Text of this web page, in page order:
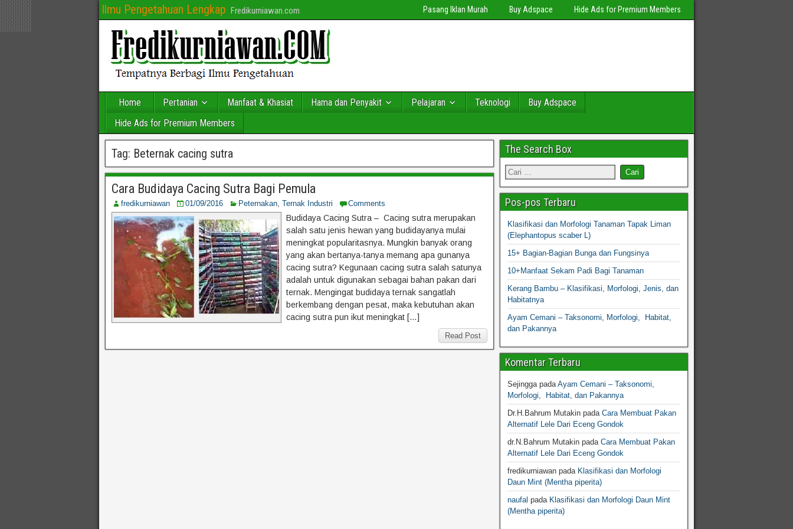
Ilmu Pengetahuan Lengkap Fredikurniawan.com Pasang Iklan Murah Buy Adspace Hide Ads for Premium Members
Home Pertanian Manfaat & Khasiat Hama dan Penyakit Pelajaran Teknologi
Buy Adspace
Hide Ads for Premium Members
Tag: Beternak cacing sutra
Cara Budidaya Cacing Sutra Bagi Pemula
fredikurniawan 01/09/2016 Peternakan, Ternak Industri Comments
Budidaya Cacing Sutra – Cacing sutra merupakan
salah satu jenis hewan yang budidayanya mulai
meningkat popularitasnya. Mungkin banyak orang
yang akan bertanya-tanya memang apa gunanya
cacing sutra? Kegunaan cacing sutra salah satunya
adalah untuk digunakan sebagai bahan pakan dari
ternak. Mengingat budidaya ternak sangatlah
berkembang dengan pesat, maka kebutuhan akan
cacing sutra pun ikut meningkat […]
Read Post
The Search Box
Pos-pos Terbaru
Klasifikasi dan Morfologi Tanaman Tapak Liman
(Elephantopus scaber L)
15+ Bagian-Bagian Bunga dan Fungsinya
10+Manfaat Sekam Padi Bagi Tanaman
Kerang Bambu – Klasifikasi, Morfologi, Jenis, dan
Habitatnya
Ayam Cemani – Taksonomi, Morfologi, Habitat,
dan Pakannya
Komentar Terbaru
SejinggapadaAyam Cemani – Taksonomi,
Morfologi, Habitat, dan Pakannya
Dr.H.Bahrum Mutakinpada Cara Membuat Pakan
Alternatif Lele Dari Eceng Gondok
dr.N.Bahrum Mutakinpada Cara Membuat Pakan
Alternatif Lele Dari Eceng Gondok
fredikurniawanpada Klasifikasi dan Morfologi
Daun Mint (Mentha piperita)
naufal pada Klasifikasi dan Morfologi Daun Mint
(Mentha piperita)